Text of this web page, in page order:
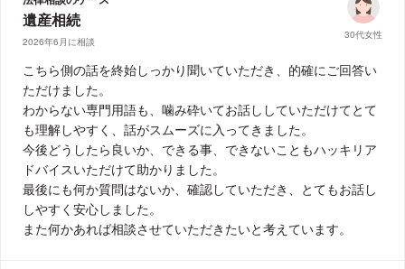
遺産相続
2026年6月に相談
30代女性
こちら側の話を終始しっかり聞いていただき、的確にご回答い
ただけました。
わからない専門用語も、噛み砕いてお話ししていただけてとて
も理解しやすく、話がスムーズに入ってきました。
今後どうしたら良いか、できる事、できないこともハッキリア
ドバイスいただけて助かりました。
最後にも何か質問はないか、確認していただき、とてもお話し
しやすく安心しました。
また何かあれば相談させていただきたいと考えています。